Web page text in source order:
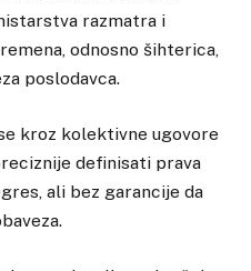
razmatra i
odnosno šihterica,
poslodavca.
kroz kolektivne ugovore
definisati prava
ali bez garancije da